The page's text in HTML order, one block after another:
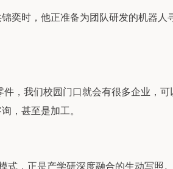
奕时，他正准备为团队研发的机器
，我们校园门口就会有很多企业，
，甚至是加工。
式，正是产学研深度融合的生动写照